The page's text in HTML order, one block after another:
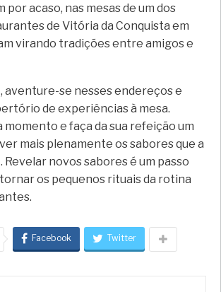
por acaso, nas mesas de um dos
de Vitória da Conquista em
virando tradições entre amigos e
aventure-se nesses endereços e
de experiências à mesa.
e faça da sua refeição um
mais plenamente os sabores que a
novos sabores é um passo
os pequenos rituais da rotina
Facebook Twitter